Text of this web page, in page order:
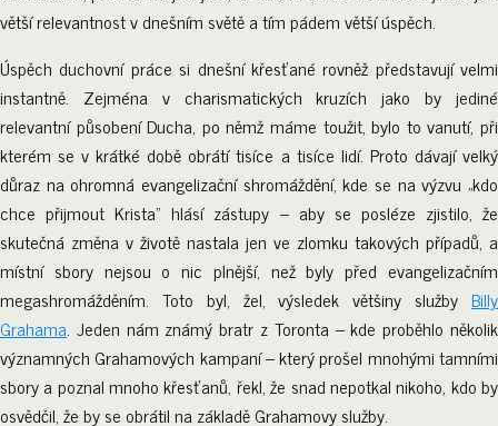
větší relevantnost v dnešním světě a tím pádem větší úspěch.
Úspěch duchovní práce si dnešní křesťané rovněž představují velmi
instantně. Zejména v charismatických kruzích jako by jediné
relevantní působení Ducha, po němž máme toužit, bylo to vanutí, při
kterém se v krátké době obrátí tisíce a tisíce lidí. Proto dávají velký
důraz na ohromná evangelizační shromáždění, kde se na výzvu „kdo
chce přijmout Krista“ hlásí zástupy – aby se posléze zjistilo, že
skutečná změna v životě nastala jen ve zlomku takových případů, a
místní sbory nejsou o nic plnější, než byly před evangelizačním
megashromážděním. Toto byl, žel, výsledek většiny služby Billy
Grahama. Jeden nám známý bratr z Toronta – kde proběhlo několik
významných Grahamových kampaní – který prošel mnohými tamními
sbory a poznal mnoho křesťanů, řekl, že snad nepotkal nikoho, kdo by
osvědčil, že by se obrátil na základě Grahamovy služby.